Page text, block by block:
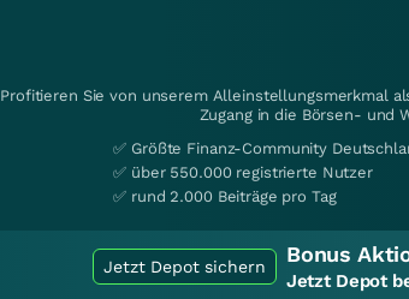
Profitieren Sie von unserem Alleinstellungsmerkmal
Zugang in die Börsen- und
✅ Größte Finanz-Community
✅ über 550.000 registrierte Nutzer
✅ rund 2.000 Beiträge pro Tag
Jetzt Depot sichern Bonus
Jetzt Depot